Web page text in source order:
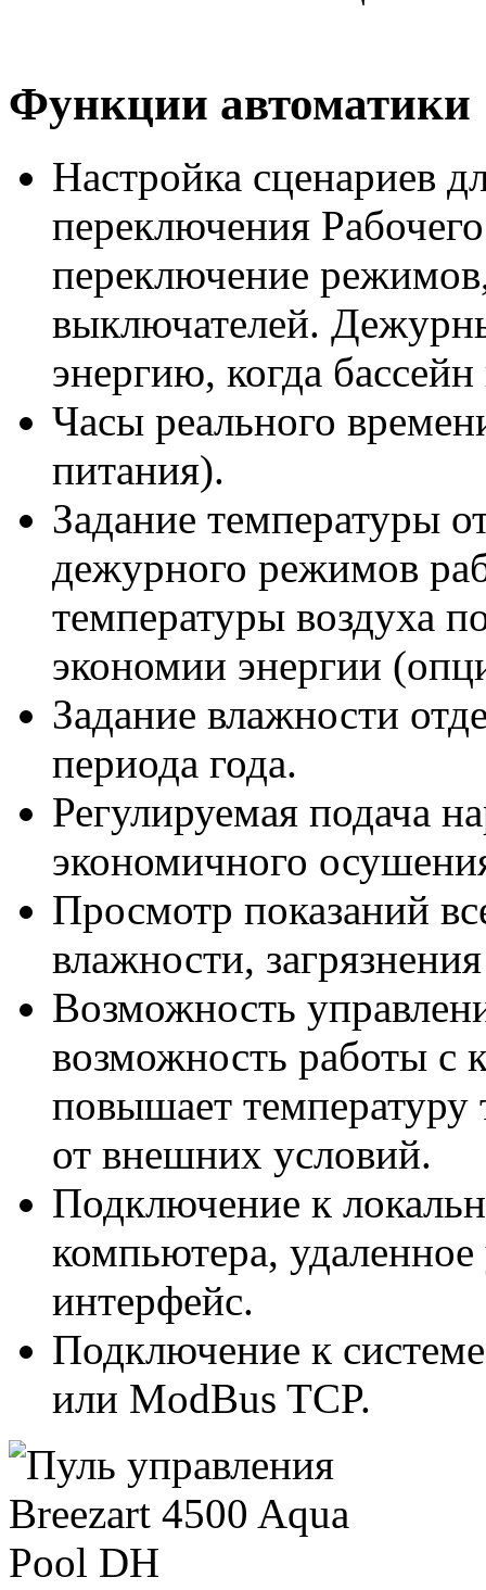
Функции автоматики
Настройка сценариев
переключения
переключение
выключателей.
энергию, когда бассейн
Часы реального
питания).
Задание температуры
дежурного режимов
температуры воздуха
экономии энергии
Задание влажности
периода года.
Регулируемая подача
экономичного
Просмотр показаний
влажности,
Возможность
возможность работы с
повышает температуру
от внешних условий.
Подключение к
компьютера, удаленное
интерфейс.
Подключение к
или ModBus TCP.